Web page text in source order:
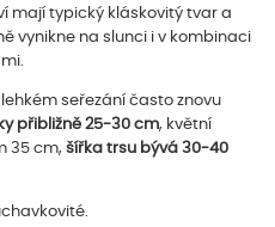
mají typický kláskovitý tvar a
vynikne na slunci i v kombinaci
seřezání často znovu
přibližně 25-30 cm, květní
35 cm,šířka trsu bývá 30-40